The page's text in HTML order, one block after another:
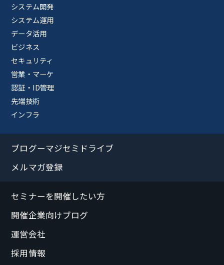
システム開発
システム運用
データ活用
ビジネス
セキュリティ
営業・マーケ
認証・ID管理
先端技術
インフラ
ブログーマジセミドライブ
メルマガ登録
セミナーを開催したい方
開催企業向けブログ
運営会社
採用情報